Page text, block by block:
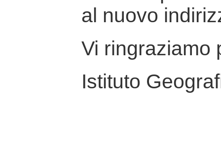
al nuovo
Vi ringraziamo
Istituto